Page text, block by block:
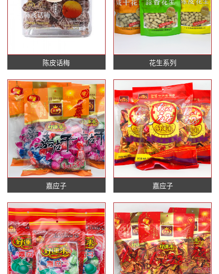
陈皮话梅 花生系列
嘉应子 嘉应子